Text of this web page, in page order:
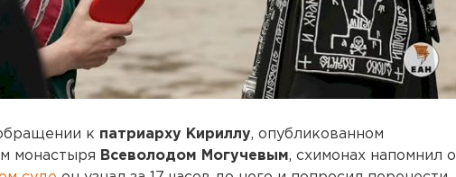
к патриарху Кириллу, опубликованном
монастыря Всеволодом Могучевым, схимонах напомнил о